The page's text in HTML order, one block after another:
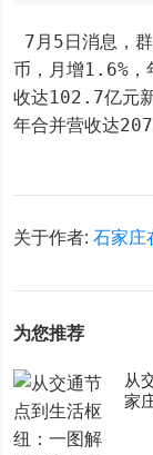
币，月增1.6%，
收达102.7亿元
年合并营收达
关于作者:石家庄
为您推荐
从
家